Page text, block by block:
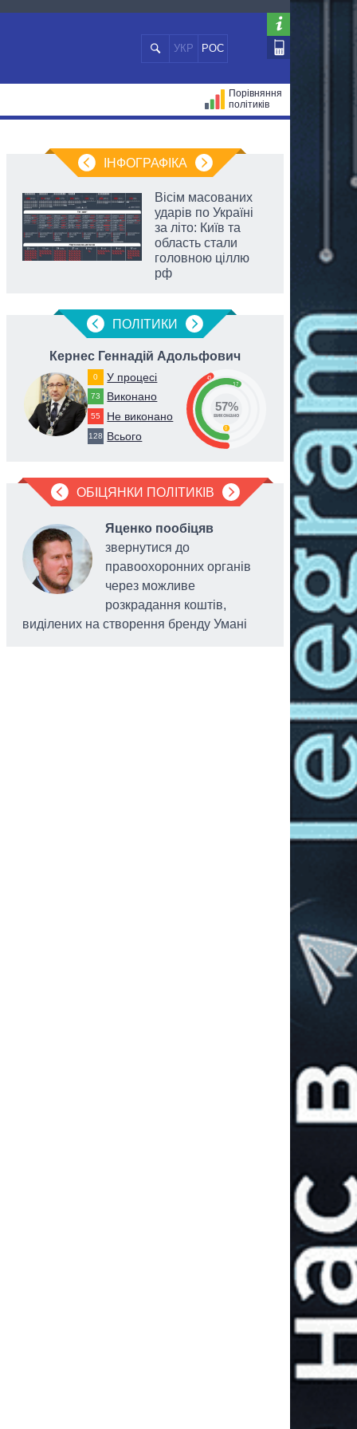
УКР РОС
Порівняння
політиків
ІНФОГРАФІКА
Вісім масованих
ударів по Україні
за літо: Київ та
область стали
головною ціллю
рф
ПОЛIТИКИ
Кернес Геннадій Адольфович
0 У процесі
73 Виконано
55 Не виконано
128 Всього
43
57
0
57%
виконано
ОБІЦЯНКИ ПОЛІТИКІВ
Яценко пообіцяв
звернутися до
правоохоронних органів
через можливе
розкрадання коштів,
виділених на створення бренду Умані